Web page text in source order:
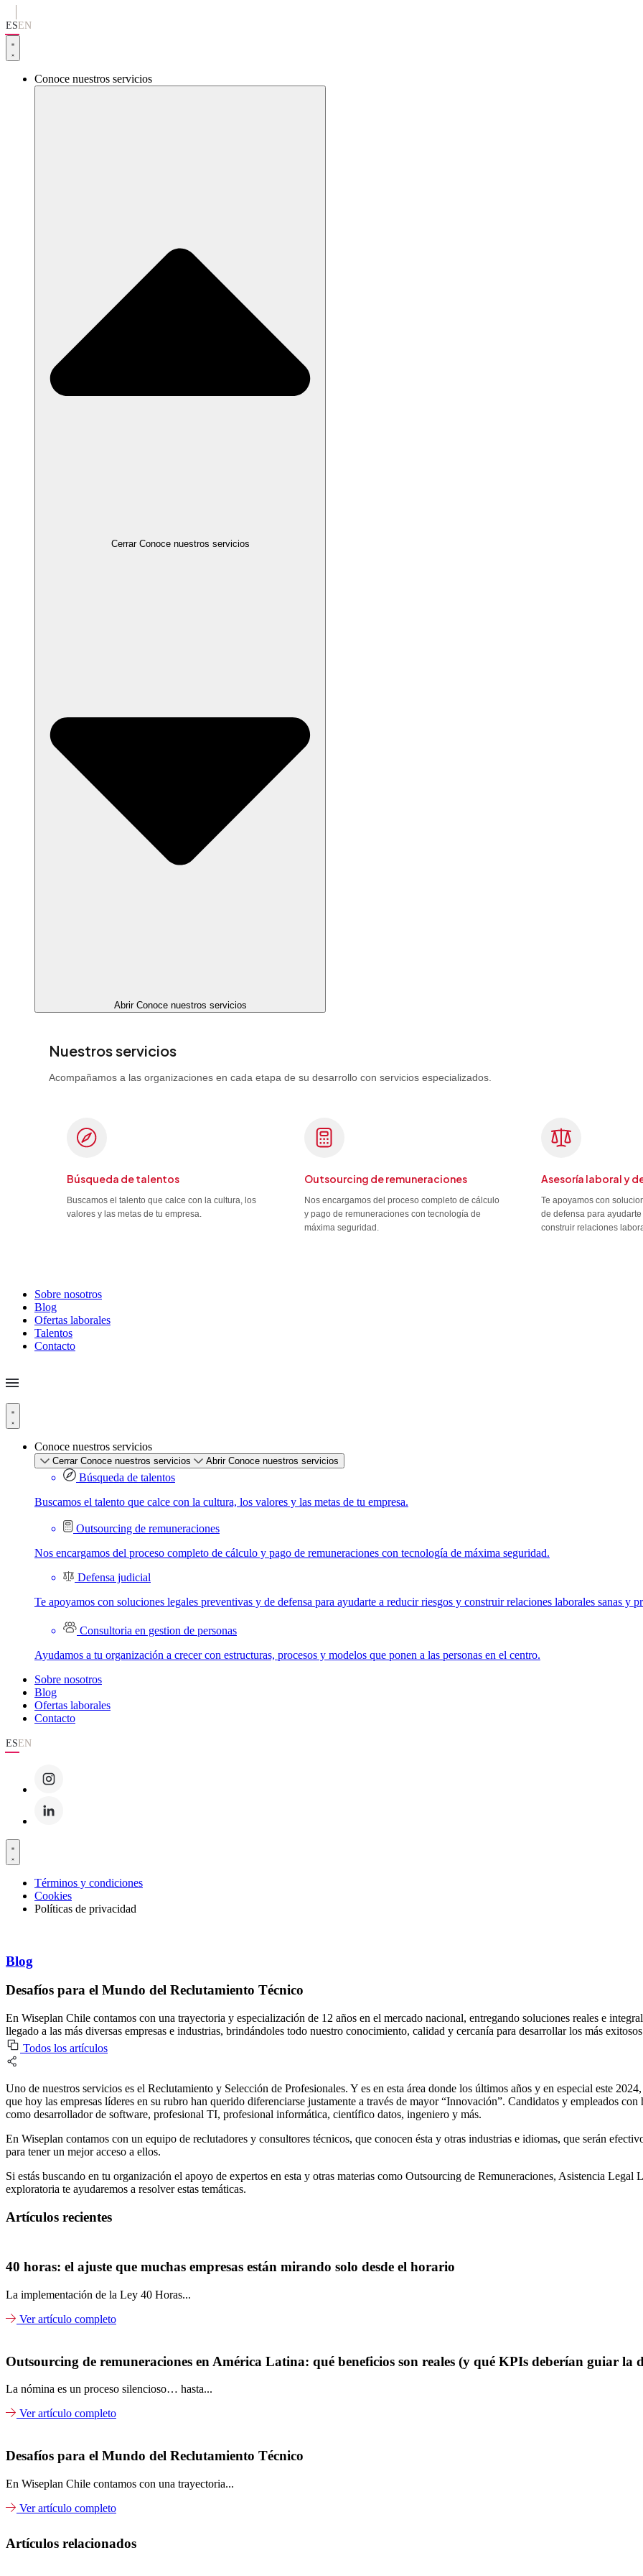
al
contenido
ESEN
Conoce nuestros servicios
Cerrar Conoce nuestros servicios
Abrir Conoce nuestros servicios
Nuestros servicios
Acompañamos a las organizaciones en cada etapa de su desarrollo con servicios especializados.
Búsqueda de talentos
Buscamos el talento que calce con la cultura, los
valores y las metas de tu empresa.
Outsourcing de remuneraciones
Nos encargamos del proceso completo de cálculo
y pago de remuneraciones con tecnología de
máxima seguridad.
Asesoría laboral y
Te apoyamos con
de defensa para
construir relaciones
Sobre nosotros
Blog
Ofertas laborales
Talentos
Contacto
Conoce nuestros servicios
Cerrar Conoce nuestros servicios Abrir Conoce nuestros servicios
Búsqueda de talentos
Buscamos el talento que calce con la cultura, los valores y las metas de tu empresa.
Outsourcing de remuneraciones
Nos encargamos del proceso completo de cálculo y pago de remuneraciones con tecnología de máxima seguridad.
Defensa judicial
Te apoyamos con soluciones legales preventivas y de defensa para ayudarte a reducir riesgos y construir relaciones laborales sanas y
Consultoria en gestion de personas
Ayudamos a tu organización a crecer con estructuras, procesos y modelos que ponen a las personas en el centro.
Sobre nosotros
Blog
Ofertas laborales
Contacto
ESEN
Términos y condiciones
Cookies
Políticas de privacidad
Blog
Desafíos para el Mundo del Reclutamiento Técnico
En Wiseplan Chile contamos con una trayectoria y especialización de 12 años en el mercado nacional, entregando soluciones reales e
llegado a las más diversas empresas e industrias, brindándoles todo nuestro conocimiento, calidad y cercanía para desarrollar los más
Todos los artículos
Uno de nuestros servicios es el Reclutamiento y Selección de Profesionales. Y es en esta área donde los últimos años y en especial este
que hoy las empresas líderes en su rubro han querido diferenciarse justamente a través de mayor “Innovación”. Candidatos y empleados
como desarrollador de software, profesional TI, profesional informática, científico datos, ingeniero y más.
En Wiseplan contamos con un equipo de reclutadores y consultores técnicos, que conocen ésta y otras industrias e idiomas, que serán
para tener un mejor acceso a ellos.
Si estás buscando en tu organización el apoyo de expertos en esta y otras materias como Outsourcing de Remuneraciones, Asistencia
exploratoria te ayudaremos a resolver estas temáticas.
Artículos recientes
40 horas: el ajuste que muchas empresas están mirando solo desde el horario
La implementación de la Ley 40 Horas...
Ver artículo completo
Outsourcing de remuneraciones en América Latina: qué beneficios son reales (y qué KPIs deberían guiar la
La nómina es un proceso silencioso… hasta...
Ver artículo completo
Desafíos para el Mundo del Reclutamiento Técnico
En Wiseplan Chile contamos con una trayectoria...
Ver artículo completo
Artículos relacionados